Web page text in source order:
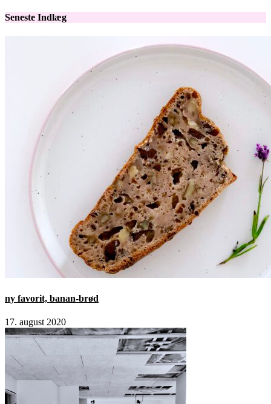
Seneste Indlæg
ny favorit, banan-brød
17. august 2020